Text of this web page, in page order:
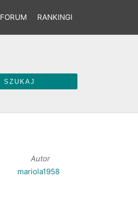
FORUM RANKINGI
Autor
mariola1958